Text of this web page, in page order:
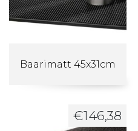
Baarimatt 45x31cm
€146,38